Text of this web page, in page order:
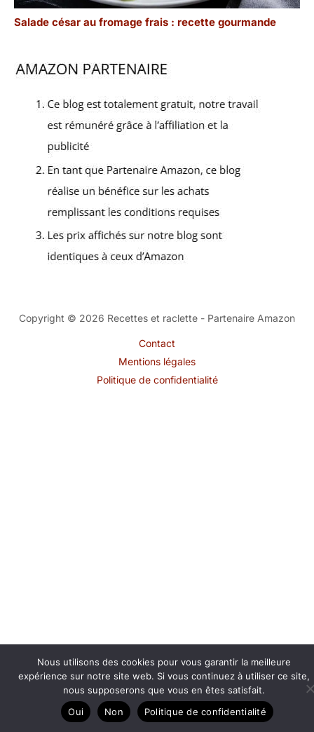
Salade césar au fromage frais : recette gourmande
Copyright © 2026 Recettes et raclette - Partenaire Amazon
Contact
Mentions légales
Politique de confidentialité
Nous utilisons des cookies pour vous garantir la meilleure
expérience sur notre site web. Si vous continuez à utiliser ce site,
nous supposerons que vous en êtes satisfait.
Oui
Non Politique de confidentialité